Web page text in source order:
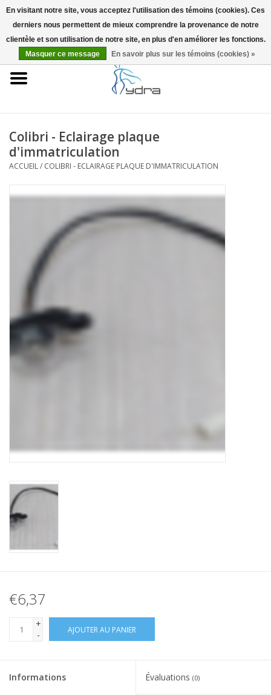
EUR
Accueil
Infos
Accessoires
Colibri - Eclairage plaque
d'immatriculation
ACCUEIL/ COLIBRI - ECLAIRAGE PLAQUE D'IMMATRICULATION
€6,37
+
-
AJOUTER AU PANIER
Informations Évaluations (0)
En visitant notre site, vous acceptez l'utilisation des témoins (cookies). Ces
derniers nous permettent de mieux comprendre la provenance de notre
clientèle et son utilisation de notre site, en plus d'en améliorer les fonctions.
Masquer ce message
En savoir plus sur les témoins (cookies) »